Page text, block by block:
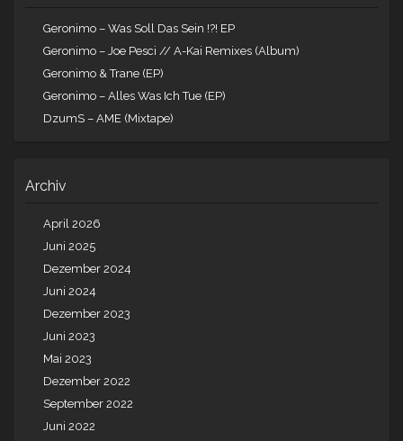
Geronimo – Was Soll Das Sein !?! EP
Geronimo – Joe Pesci // A-Kai Remixes (Album)
Geronimo & Trane (EP)
Geronimo – Alles Was Ich Tue (EP)
DzumS – AME (Mixtape)
Archiv
April 2026
Juni 2025
Dezember 2024
Juni 2024
Dezember 2023
Juni 2023
Mai 2023
Dezember 2022
September 2022
Juni 2022